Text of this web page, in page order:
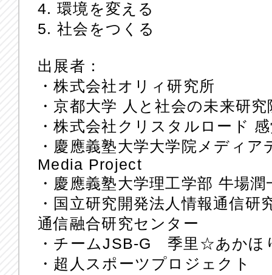
4. 環境を変える
5. 社会をつくる
出展者：
・株式会社オリィ研究所
・京都大学 人と社会の未来研
・株式会社クリスタルロード
・慶應義塾大学大学院メディ
Media Project
・慶應義塾大学理工学部 牛場潤
・国立研究開発法人情報通信
通信融合研究センター
・チームJSB-G 季里☆あかほ
・超人スポーツプロジェクト